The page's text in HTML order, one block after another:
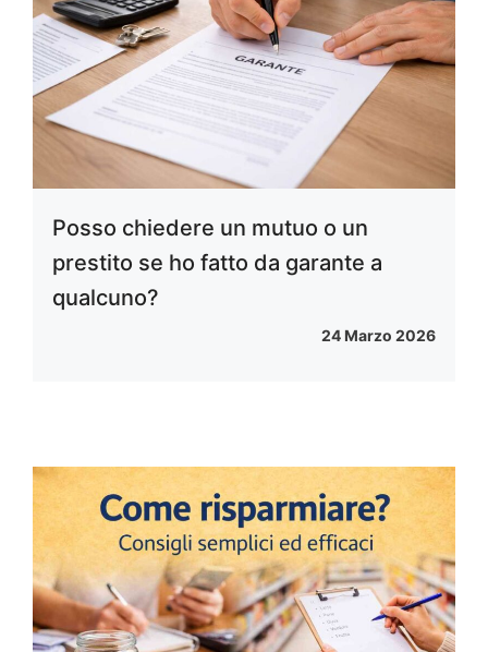
Posso chiedere un mutuo o un
prestito se ho fatto da garante a
qualcuno?
24 Marzo 2026